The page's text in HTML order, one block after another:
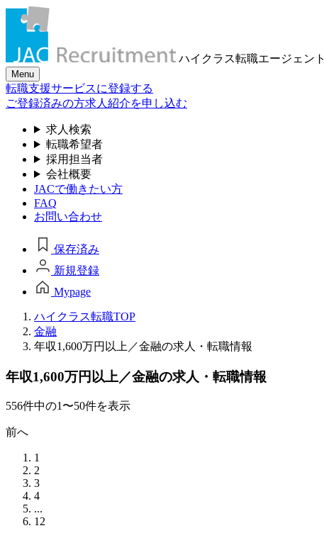
ハイクラス転職エージェント
Menu
転職支援サービスに登録する
ご登録済みの方求人紹介を申し込む
求人検索
転職希望者
採用担当者
会社概要
JACで働きたい方
FAQ
お問い合わせ
保存済み
新規登録
Mypage
ハイクラス転職TOP
金融
年収1,600万円以上／金融の求人・転職情報
年収1,600万円以上／金融の求人・転職情報
556件中の1〜50件を表示
前へ
1
2
3
4
...
12